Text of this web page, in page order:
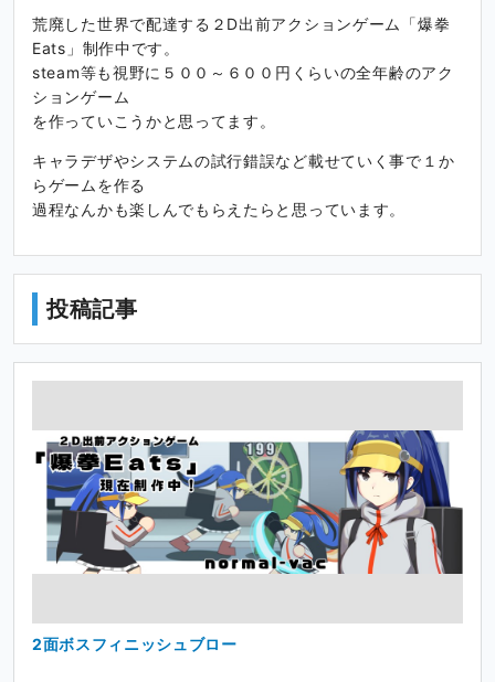
荒廃した世界で配達する２D出前アクションゲーム「爆拳
Eats」制作中です。
steam等も視野に５００～６００円くらいの全年齢のアク
ションゲーム
を作っていこうかと思ってます。
キャラデザやシステムの試行錯誤など載せていく事で１か
らゲームを作る
過程なんかも楽しんでもらえたらと思っています。
投稿記事
2面ボスフィニッシュブロー